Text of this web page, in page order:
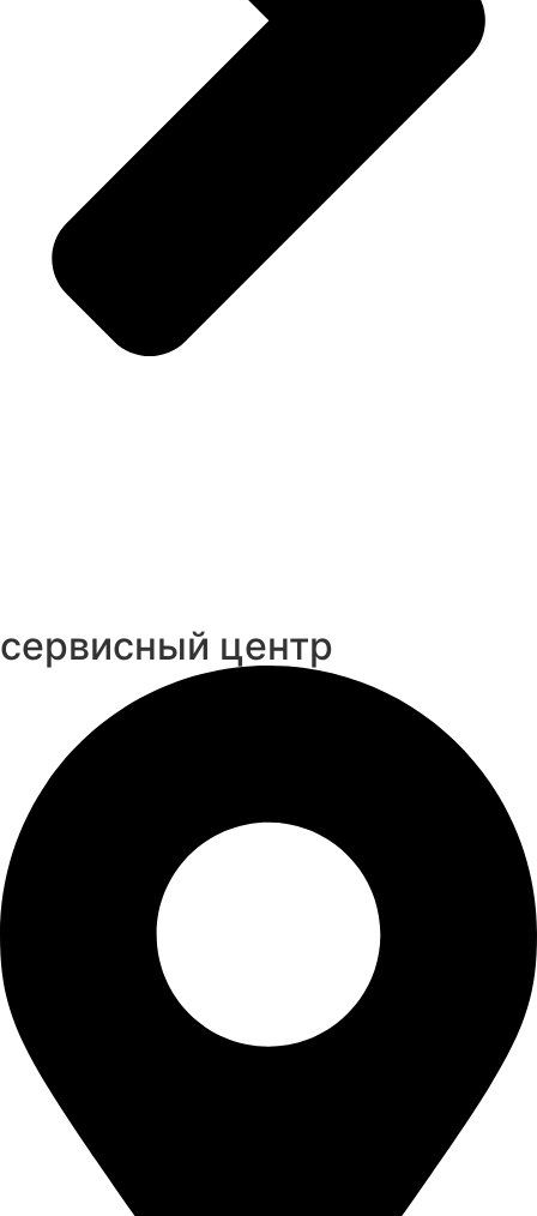
cервисный центр